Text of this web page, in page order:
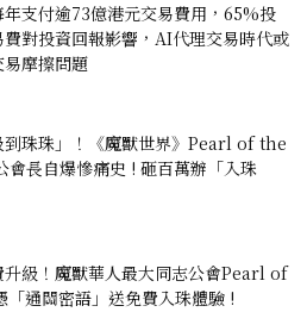
支付逾73億港元交易費用，65%投
對投資回報影響，AI代理交易時代或
摩擦問題
到珠珠」！《魔獸世界》Pearl of the
長自爆慘痛史 ! 砸百萬辦「入珠
升級！魔獸華人最大同志公會Pearl of
通關密語」送免費入珠體驗 !